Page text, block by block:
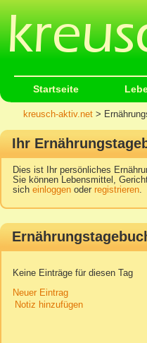
Startseite
kreusch-aktiv.net >
Ihr
Dies ist Ihr persönliches
Sie können Lebensmittel,
sich einloggen oder registrieren.
Keine Einträge für diesen Tag
Neuer Eintrag
Notiz hinzufügen